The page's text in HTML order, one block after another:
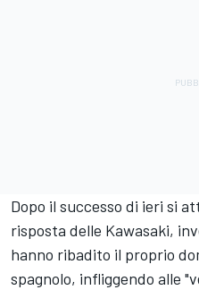
Dopo il successo di ieri si
risposta delle Kawasaki,
hanno ribadito il proprio
spagnolo, infliggendo alle